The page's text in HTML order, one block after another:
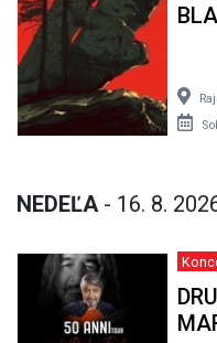
NEDEĽA - 16. 8.